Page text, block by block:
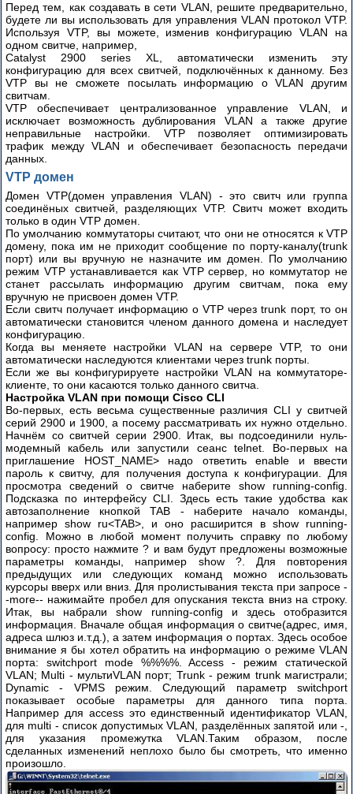
Перед тем, как создавать в сети VLAN, решите предварительно,
будете ли вы использовать для управления VLAN протокол VTP.
Используя VTP, вы можете, изменив конфигурацию VLAN на
одном свитче, например,
Catalyst 2900 series XL, автоматически изменить эту
конфигурацию для всех свитчей, подключённых к данному. Без
VTP вы не сможете посылать информацию о VLAN другим
свитчам.
VTP обеспечивает централизованное управление VLAN, и
исключает возможность дублирования VLAN а также другие
неправильные настройки. VTP позволяет оптимизировать
трафик между VLAN и обеспечивает безопасность передачи
данных.
VTP домен
Домен VTP(домен управления VLAN) - это свитч или группа
соединёных свитчей, разделяющих VTP. Свитч может входить
только в один VTP домен.
По умолчанию коммутаторы считают, что они не относятся к VTP
домену, пока им не приходит сообщение по порту-каналу(trunk
порт) или вы вручную не назначите им домен. По умолчанию
режим VTP устанавливается как VTP сервер, но коммутатор не
станет рассылать информацию другим свитчам, пока ему
вручную не присвоен домен VTP.
Если свитч получает информацию о VTP через trunk порт, то он
автоматически становится членом данного домена и наследует
конфигурацию.
Когда вы меняете настройки VLAN на сервере VTP, то они
автоматически наследуются клиентами через trunk порты.
Если же вы конфигурируете настройки VLAN на коммутаторе-
клиенте, то они касаются только данного свитча.
Настройка VLAN при помощи Cisco CLI
Во-первых, есть весьма существенные различия CLI у свитчей
серий 2900 и 1900, а посему рассматривать их нужно отдельно.
Начнём со свитчей серии 2900. Итак, вы подсоединили нуль-
модемный кабель или запустили сеанс telnet. Во-первых на
приглашение HOST_NAME> надо ответить enable и ввести
пароль к свитчу, для получения доступа к конфигурации. Для
просмотра сведений о свитче наберите show running-config.
Подсказка по интерфейсу CLI. Здесь есть такие удобства как
автозаполнение кнопкой TAB - наберите начало команды,
например show ru<TAB>, и оно расширится в show running-
config. Можно в любой момент получить справку по любому
вопросу: просто нажмите ? и вам будут предложены возможные
параметры команды, например show ?. Для повторения
предыдущих или следующих команд можно использовать
курсоры вверх или вниз. Для пролистывания текста при запросе -
-more-- нажимайте пробел для опускания текста вниз на строку.
Итак, вы набрали show running-config и здесь отобразится
информация. Вначале общая информация о свитче(адрес, имя,
адреса шлюз и.т.д.), а затем информация о портах. Здесь особое
внимание я бы хотел обратить на информацию о режиме VLAN
порта: switchport mode %%%%. Access - режим статической
VLAN; Multi - мультиVLAN порт; Trunk - режим trunk магистрали;
Dynamic - VPMS режим. Следующий параметр switchport
показывает особые параметры для данного типа порта.
Например для access это единственный идентификатор VLAN,
для multi - список допустимых VLAN, разделённых запятой или -,
для указания промежутка VLAN.Таким образом, после
сделанных изменений неплохо было бы смотреть, что именно
произошло.
МЕЖОТРАСЛЕВЫЕ
ТИПОВЫЕ
НОРМЫ
****
Ethernet
в
городских
сетях
Станционное
оборудование
GPON
OLT
(ELTEX
LTP-
8X)
Оборудование
GPON
ONT
(Оптический
сетевой
терминал)
Развитие
инновационных
методов
передачи
данных